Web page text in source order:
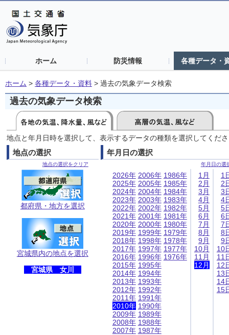
ホーム 防災情報 各種データ・
ホーム > 各種データ・資料 > 過去の気象データ検索
過去の気象データ検索
地点と年月日時を選択して、表示するデータの種類を選択してくだ
地点の選択
地点の選択をクリア
都府県・地方を選択
宮城県内の地点を選択
宮城県 女川
年月日の選択
年月日の選
2026年
2025年
2024年
2023年
2022年
2021年
2020年
2019年
2018年
2017年
2016年
2015年
2014年
2013年
2012年
2011年
2010年
2009年
2008年
2007年
2006年
2005年
2004年
2003年
2002年
2001年
2000年
1999年
1998年
1997年
1996年
1995年
1994年
1993年
1992年
1991年
1990年
1989年
1988年
1987年
1986年
1985年
1984年
1983年
1982年
1981年
1980年
1979年
1978年
1977年
1976年
1月
2月
3月
4月
5月
6月
7月
8月
9月
10月
11月
12月
1
2
3
4
5
6
7
8
9
10
11
12
13
14
15